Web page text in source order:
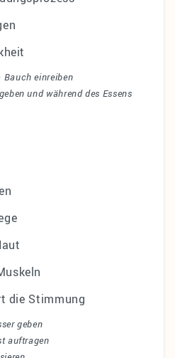
Bauch einreiben
und während des Essens
die Stimmung
geben
auftragen